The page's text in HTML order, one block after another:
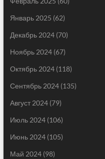
Январь 2025 (62)
Декабрь 2024(70)
Ноябрь 2024(67)
Октябрь 2024(118)
Сентябрь 2024(135)
Август 2024(79)
Июль 2024(106)
Июнь 2024(105)
Май 2024(98)